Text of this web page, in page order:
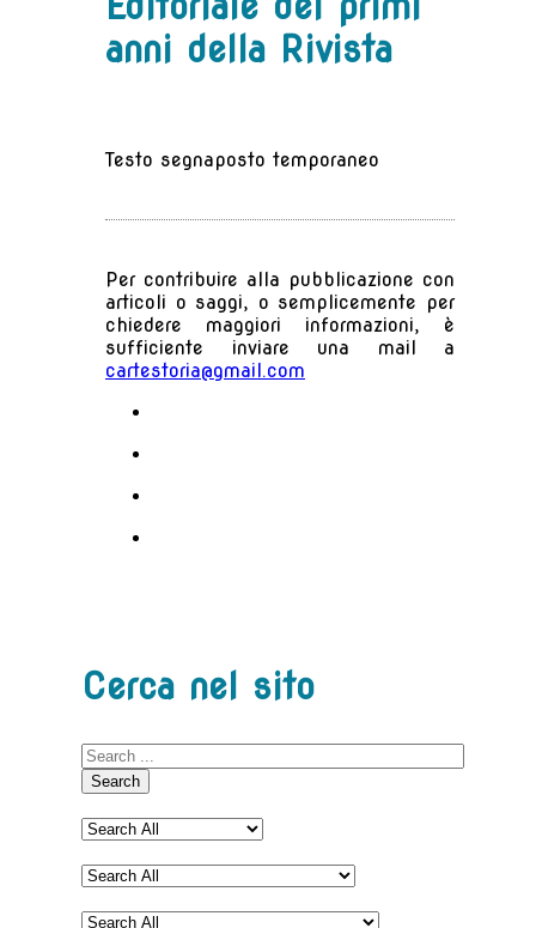
anni della Rivista
Testo segnaposto temporaneo
Per contribuire alla pubblicazione con
articoli o saggi, o semplicemente per
chiedere maggiori informazioni, è
sufficiente inviare una mail a
cartestoria@gmail.com
Cerca nel sito
Search